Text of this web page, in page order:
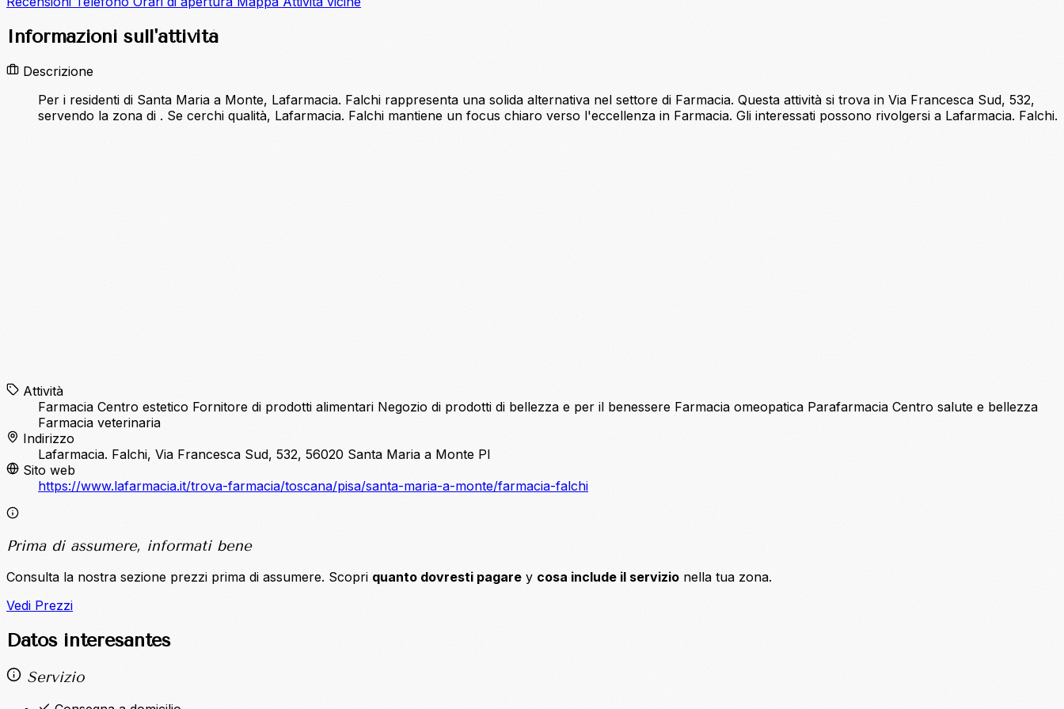
Informazioni sull'attività
Descrizione
Per i residenti di Santa Maria a Monte, Lafarmacia. Falchi rappresenta una solida alternativa nel settore di Farmacia. Questa attività si trova in Via Francesca Sud, 532,
servendo la zona di . Se cerchi qualità, Lafarmacia. Falchi mantiene un focus chiaro verso l'eccellenza in Farmacia. Gli interessati possono rivolgersi a Lafarmacia. Falchi.
Attività
Farmacia Centro estetico Fornitore di prodotti alimentari Negozio di prodotti di bellezza e per il benessere Farmacia omeopatica Parafarmacia Centro salute e bellezza
Farmacia veterinaria
Indirizzo
Lafarmacia. Falchi, Via Francesca Sud, 532, 56020 Santa Maria a Monte PI
Sito web
https://www.lafarmacia.it/trova-farmacia/toscana/pisa/santa-maria-a-monte/farmacia-falchi
Prima di assumere, informati bene
Consulta la nostra sezione prezzi prima di assumere. Scopri quanto dovresti pagare y cosa include il servizio nella tua zona.
Vedi Prezzi
Datos interesantes
Servizio